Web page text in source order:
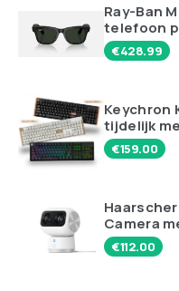
Ray-Ban
telefoon
€428.99
Keychron
tijdelijk
€159.00
Camera
€112.00